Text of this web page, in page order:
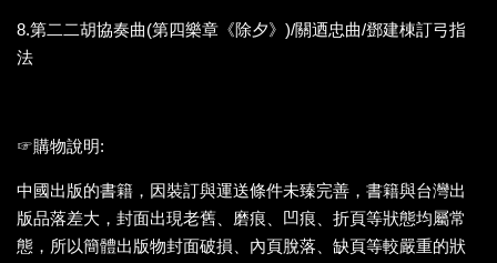
8.第二二胡協奏曲(第四樂章《除夕》)/關迺忠曲/鄧建棟訂弓指
法
☞購物說明:
中國出版的書籍，因裝訂與運送條件未臻完善，書籍與台灣出
版品落差大，封面出現老舊、磨痕、凹痕、折頁等狀態均屬常
態，所以簡體出版物封面破損、內頁脫落、缺頁等較嚴重的狀